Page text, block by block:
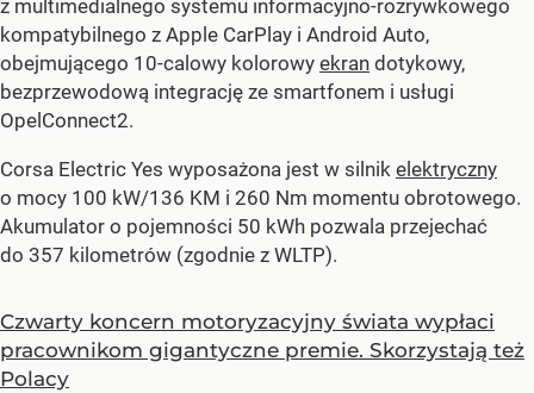
z multimedialnego systemu informacyjno-rozrywkowego
kompatybilnego z Apple CarPlay i Android Auto,
obejmującego 10-calowy kolorowy ekran dotykowy,
bezprzewodową integrację ze smartfonem i usługi
OpelConnect2.
Corsa Electric Yes wyposażona jest w silnik elektryczny
o mocy 100 kW/136 KM i 260 Nm momentu obrotowego.
Akumulator o pojemności 50 kWh pozwala przejechać
do 357 kilometrów (zgodnie z WLTP).
Czwarty koncern motoryzacyjny świata wypłaci
pracownikom gigantyczne premie. Skorzystają też
Polacy